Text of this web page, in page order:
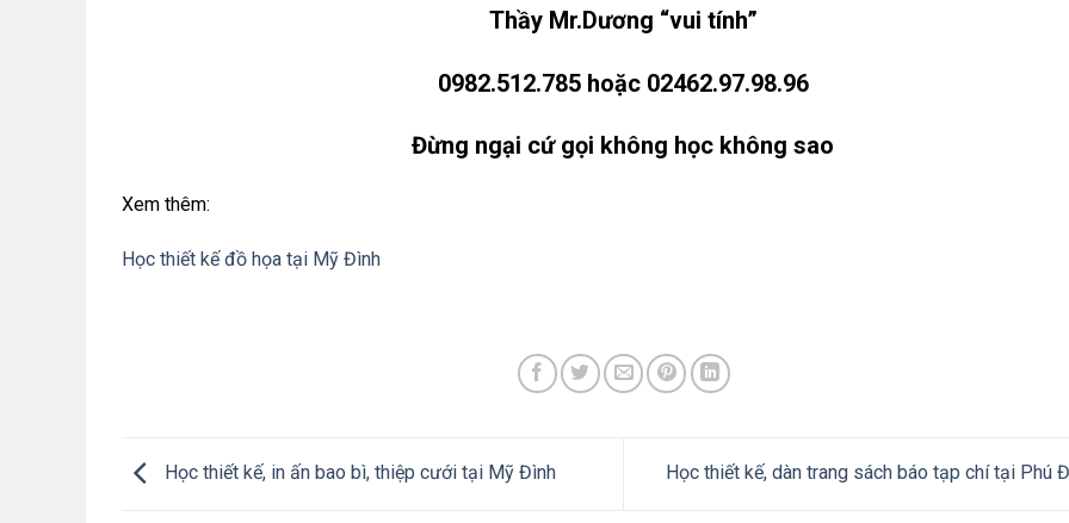
Thầy Mr.Dương “vui tính”
0982.512.785 hoặc 02462.97.98.96
Đừng ngại cứ gọi không học không sao
Xem thêm:
Học thiết kế đồ họa tại Mỹ Đình
Học thiết kế, in ấn bao bì, thiệp cưới tại Mỹ Đình Học thiết kế, dàn trang sách báo tạp chí tại Phú